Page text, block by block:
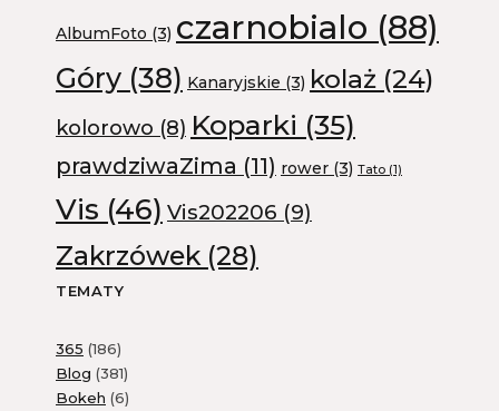
AlbumFoto (3) czarnobialo (88)
Góry (38) Kanaryjskie (3) kolaż (24)
kolorowo (8) Koparki (35)
prawdziwaZima (11) rower (3) Tato (1)
Vis (46) Vis202206 (9)
Zakrzówek(28)
TEMATY
365 (186)
Blog (381)
Bokeh (6)